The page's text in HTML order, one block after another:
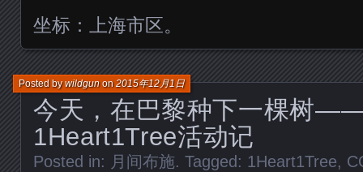
坐标：上海市区。
今天，在巴黎种下一棵树
1Heart1Tree活动记
Posted bywildgunon2015年12月1日
Posted in: 月间布施. Tagged: 1Heart1Tree,